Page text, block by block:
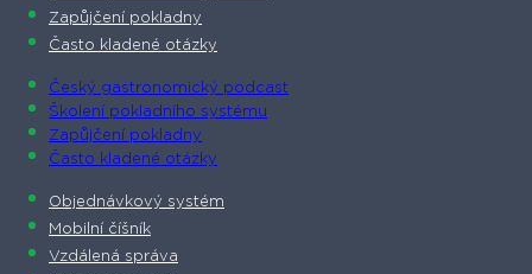
Zapůjčení pokladny
Často kladené otázky
Český gastronomický podcast​
Školení pokladního systému
Zapůjčení pokladny
Často kladené otázky
Objednávkový systém
Mobilní číšník
Vzdálená správa